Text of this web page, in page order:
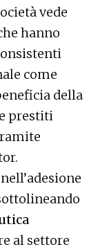
vede
hanno
come
della
prestiti
al settore